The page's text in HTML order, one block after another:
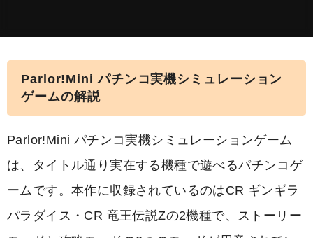
Parlor!Mini パチンコ実機シミュレーション
ゲームの解説
Parlor!Mini パチンコ実機シミュレーションゲーム
は、タイトル通り実在する機種で遊べるパチンコゲ
ームです。本作に収録されているのはCR ギンギラ
パラダイス・CR 竜王伝説Zの2機種で、ストーリー